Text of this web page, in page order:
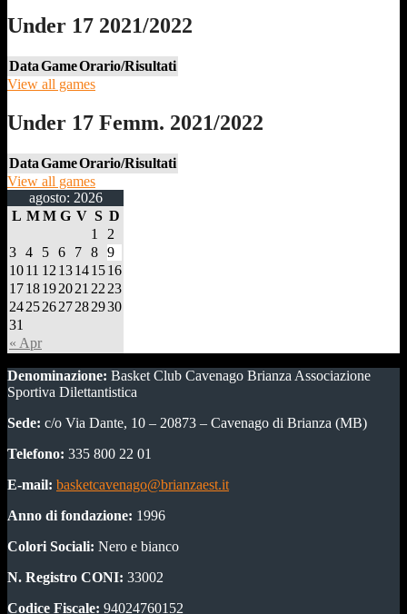
Under 17 2021/2022
DataGameOrario/Risultati
View all games
Under 17 Femm. 2021/2022
DataGameOrario/Risultati
View all games
agosto: 2026
L M M G V S D
« Apr
1
2
3 4 5 6 7 8 9
1011 12 13141516
1718192021 22 23
24252627282930
31
Denominazione: Basket Club Cavenago Brianza Associazione
Sportiva Dilettantistica
Sede: c/o Via Dante, 10 – 20873 – Cavenago di Brianza (MB)
Telefono: 335 800 22 01
E-mail: basketcavenago@brianzaest.it
Anno di fondazione: 1996
Colori Sociali: Nero e bianco
N. Registro CONI: 33002
Codice Fiscale: 94024760152